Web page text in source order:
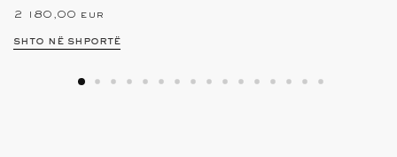
2 180,00 eur
shto në shportë